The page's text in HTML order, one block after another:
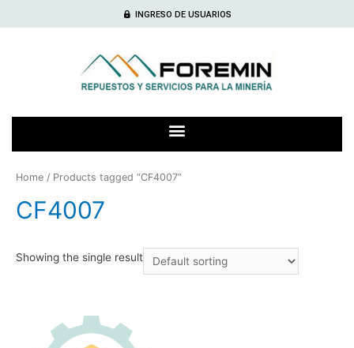
INGRESO DE USUARIOS
Home / Products tagged “CF4007”
CF4007
Showing the single result